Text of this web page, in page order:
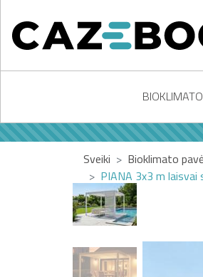
Sveiki Bioklimato
PIANA 3x3 m